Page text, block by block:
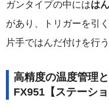
ガンタイプの中にはは
があり、トリガーを引
片手ではんだ付けを行
高精度の温度管理
FX951【ステーショ